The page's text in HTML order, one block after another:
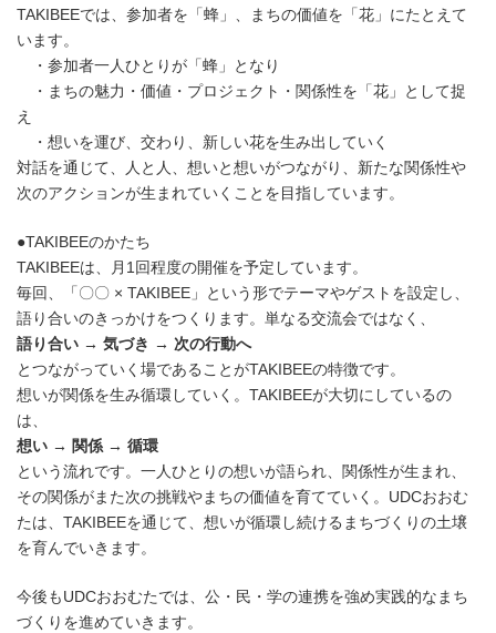
TAKIBEEでは、参加者を「蜂」、まちの価値を「花」にたとえて
います。
・参加者一人ひとりが「蜂」となり
・まちの魅力・価値・プロジェクト・関係性を「花」として捉
え
・想いを運び、交わり、新しい花を生み出していく
対話を通じて、人と人、想いと想いがつながり、新たな関係性や
次のアクションが生まれていくことを目指しています。
●TAKIBEEのかたち
TAKIBEEは、月1回程度の開催を予定しています。
毎回、「〇〇 × TAKIBEE」という形でテーマやゲストを設定し、
語り合いのきっかけをつくります。単なる交流会ではなく、
語り合い → 気づき → 次の行動へ
とつながっていく場であることがTAKIBEEの特徴です。
想いが関係を生み循環していく。TAKIBEEが大切にしているの
は、
想い → 関係 → 循環
という流れです。一人ひとりの想いが語られ、関係性が生まれ、
その関係がまた次の挑戦やまちの価値を育てていく。UDCおおむ
たは、TAKIBEEを通じて、想いが循環し続けるまちづくりの土壌
を育んでいきます。
今後もUDCおおむたでは、公・民・学の連携を強め実践的なまち
づくりを進めていきます。